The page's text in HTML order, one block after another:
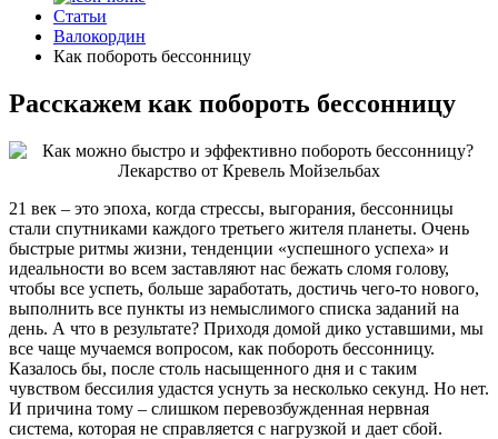
Статьи
Валокордин
Как побороть бессонницу
Расскажем как побороть бессонницу
21 век – это эпоха, когда стрессы, выгорания, бессонницы
стали спутниками каждого третьего жителя планеты. Очень
быстрые ритмы жизни, тенденции «успешного успеха» и
идеальности во всем заставляют нас бежать сломя голову,
чтобы все успеть, больше заработать, достичь чего-то нового,
выполнить все пункты из немыслимого списка заданий на
день. А что в результате? Приходя домой дико уставшими, мы
все чаще мучаемся вопросом, как побороть бессонницу.
Казалось бы, после столь насыщенного дня и с таким
чувством бессилия удастся уснуть за несколько секунд. Но нет.
И причина тому – слишком перевозбужденная нервная
система, которая не справляется с нагрузкой и дает сбой.